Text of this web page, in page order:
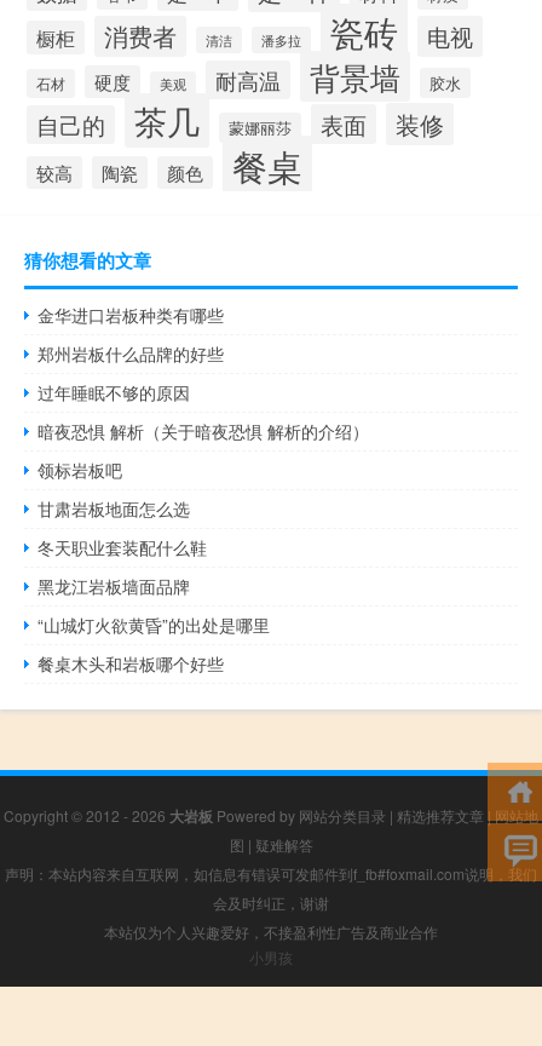
橱柜 消费者 清洁 潘多拉 瓷砖 电视
石材 硬度 美观 耐高温 背景墙 胶水
自己的 茶几 蒙娜丽莎 表面 装修
较高 陶瓷 颜色 餐桌
猜你想看的文章
金华进口岩板种类有哪些
郑州岩板什么品牌的好些
过年睡眠不够的原因
暗夜恐惧 解析（关于暗夜恐惧 解析的介绍）
领标岩板吧
甘肃岩板地面怎么选
冬天职业套装配什么鞋
黑龙江岩板墙面品牌
“山城灯火欲黄昏”的出处是哪里
餐桌木头和岩板哪个好些
Copyright © 2012 - 2026 大岩板 Powered by 网站分类目录 | 精选推荐文章 | 网站地
图 | 疑难解答
声明：本站内容来自互联网，如信息有错误可发邮件到f_fb#foxmail.com说明，我们
会及时纠正，谢谢
本站仅为个人兴趣爱好，不接盈利性广告及商业合作
小男孩